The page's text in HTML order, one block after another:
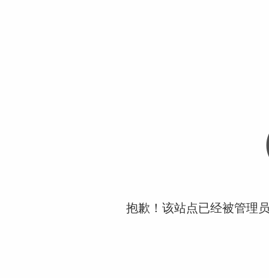
抱歉！该站点已经被管理